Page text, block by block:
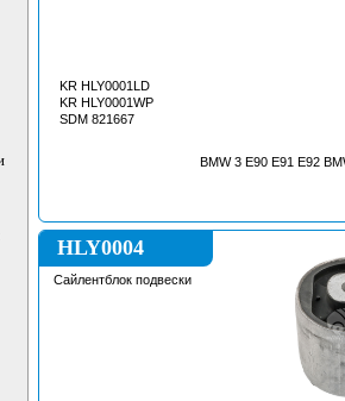
KR HLY0001LD
KR HLY0001WP
SDM 821667
BMW 3 E90 E91 E92
HLY0004
Сайлентблок подвески